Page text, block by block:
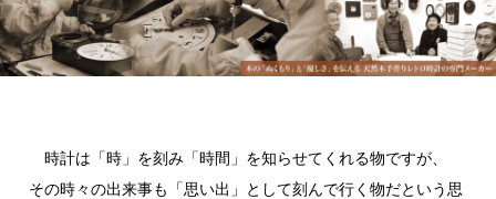
時計は「時」を刻み「時間」を知らせてくれる物ですが、
その時々の出来事も「思い出」として刻んで行く物だという思